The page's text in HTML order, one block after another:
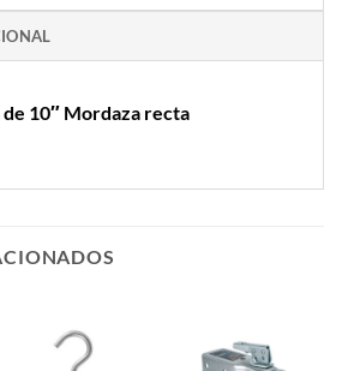
10″ Mordaza recta